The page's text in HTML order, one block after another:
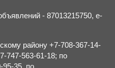
- 87013215750, e-
району +7-708-367-14-
747-563-61-18; по